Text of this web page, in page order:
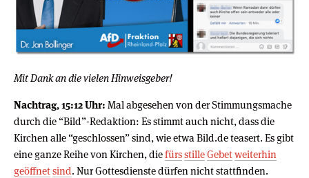
Mit Dank an die vielen Hinweisgeber!
Nachtrag, 15:12 Uhr: Mal abgesehen von der Stimmungsmache
durch die “Bild”-Redaktion: Es stimmt auch nicht, dass die
Kirchen alle “geschlossen” sind, wie etwa Bild.de teasert. Es gibt
eine ganze Reihe von Kirchen, diefürsstilleGebetweiterhin
geöffnetsind. Nur Gottesdienste dürfen nicht stattfinden.